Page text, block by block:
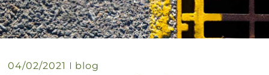
04/02/2021 blog